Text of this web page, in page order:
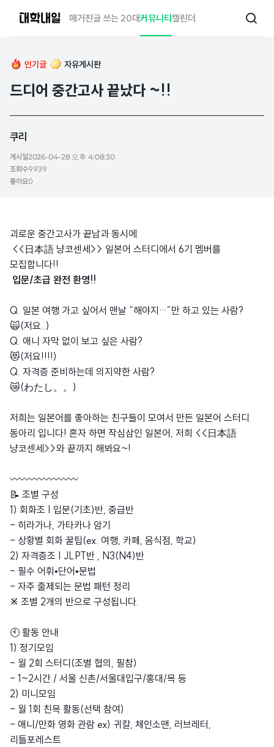
매거진글 쓰는 20대커뮤니티캘린더
검
인기글 자유게시판
드디어 중간고사 끝났다 ~!!
쿠리
게시일2026-04-28 오후 4:08:30
조회수9939
좋아요0
괴로운 중간고사가 끝남과 동시에
<<日本語 냥코센세>> 일본어 스터디에서 6기 멤버를
모집합니다!!
입문/초급 완전 환영!!
Q. 일본 여행 가고 싶어서 맨날 “해야지…”만 하고 있는 사람?
🙀(저요..)
Q. 애니 자막 없이 보고 싶은 사람?
😻(저요!!!!)
Q. 자격증 준비하는데 의지약한 사람?
😿(わたし。。)
저희는 일본어를 좋아하는 친구들이 모여서 만든 일본어 스터디
동아리 입니다! 혼자 하면 작심삼인 일본어, 저희 <<日本語
냥코센세>>와 끝까지 해봐요~!
〰️〰️〰️〰️〰️〰️〰️
📝 조별 구성
1) 회화조 | 입문(기초)반, 중급반
- 히라가나, 가타카나 암기
- 상황별 회화 꿀팁(ex. 여행, 카페, 음식점, 학교)
2) 자격증조 | JLPT반 , N3(N4)반
- 필수 어휘•단어•문법
- 자주 출제되는 문법 패턴 정리
※ 조별 2개의 반으로 구성됩니다.
🕙 활동 안내
1) 정기모임
- 월 2회 스터디(조별 협의, 필참)
- 1~2시간 / 서울 신촌/서울대입구/홍대/목 등
2) 미니모임
- 월 1회 친목 활동(선택 참여)
- 애니/만화 영화 관람 ex) 귀칼, 체인소맨, 러브레터,
리틀포레스트